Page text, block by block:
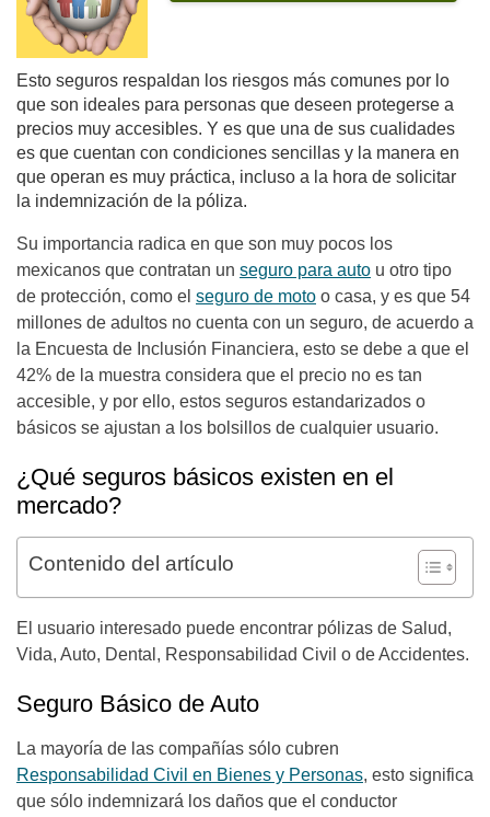
Esto seguros respaldan los riesgos más comunes por lo
que son ideales para personas que deseen protegerse a
precios muy accesibles. Y es que una de sus cualidades
es que cuentan con condiciones sencillas y la manera en
que operan es muy práctica, incluso a la hora de solicitar
la indemnización de la póliza.
Su importancia radica en que son muy pocos los
mexicanos que contratan un seguro para auto u otro tipo
de protección, como el seguro de moto o casa, y es que 54
millones de adultos no cuenta con un seguro, de acuerdo a
la Encuesta de Inclusión Financiera, esto se debe a que el
42% de la muestra considera que el precio no es tan
accesible, y por ello, estos seguros estandarizados o
básicos se ajustan a los bolsillos de cualquier usuario.
¿Qué seguros básicos existen en el
mercado?
Contenido del artículo
El usuario interesado puede encontrar pólizas de Salud,
Vida, Auto, Dental, Responsabilidad Civil o de Accidentes.
Seguro Básico de Auto
La mayoría de las compañías sólo cubren
Responsabilidad Civil en Bienes y Personas, esto significa
que sólo indemnizará los daños que el conductor